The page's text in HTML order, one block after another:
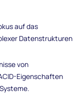
auf das
Datenstrukturen
von
Eigenschaften